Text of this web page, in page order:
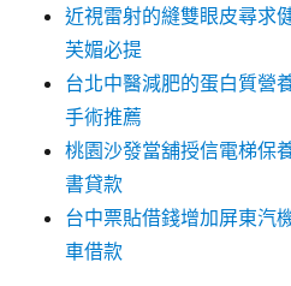
近視雷射的縫雙眼皮尋求
芙媚必提
台北中醫減肥的蛋白質營
手術推薦
桃園沙發當舖授信電梯保
書貸款
台中票貼借錢增加屏東汽
車借款